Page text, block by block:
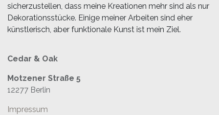
sicherzustellen, dass meine Kreationen mehr sind als nur
Dekorationsstücke. Einige meiner Arbeiten sind eher
künstlerisch, aber funktionale Kunst ist mein Ziel.
Cedar & Oak
Motzener Straße 5
12277 Berlin
Impressum